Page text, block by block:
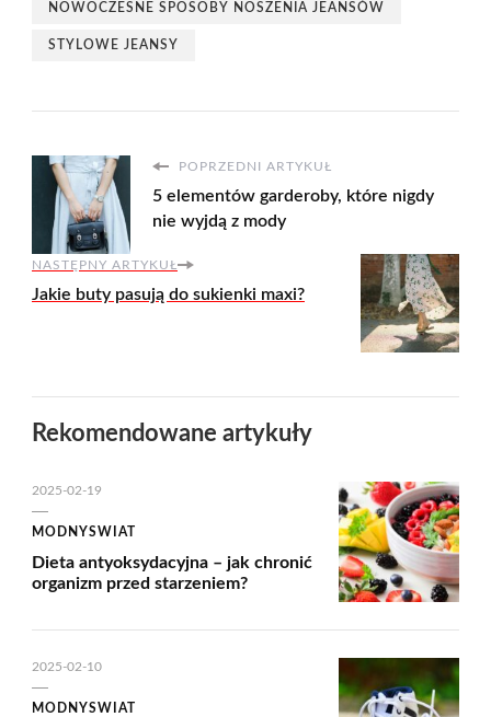
NOWOCZESNE SPOSOBY NOSZENIA JEANSÓW
STYLOWE JEANSY
POPRZEDNI ARTYKUŁ
5 elementów garderoby, które nigdy
nie wyjdą z mody
NASTĘPNY ARTYKUŁ
Jakie buty pasują do sukienki maxi?
Rekomendowane artykuły
2025-02-19
MODNYSWIAT
Dieta antyoksydacyjna – jak chronić
organizm przed starzeniem?
2025-02-10
MODNYSWIAT